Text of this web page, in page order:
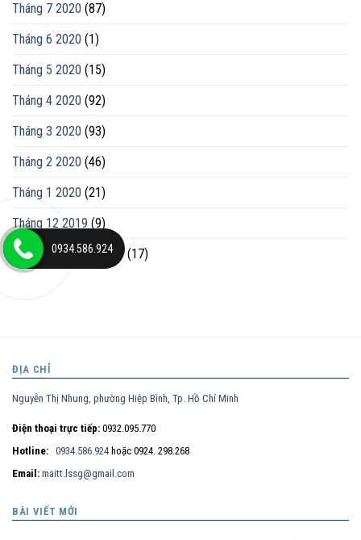
Tháng 7 2020 (87)
Tháng 6 2020 (1)
Tháng 5 2020 (15)
Tháng 4 2020 (92)
Tháng 3 2020 (93)
Tháng 2 2020 (46)
Tháng 1 2020 (21)
Tháng 12 2019 (9)
Tháng mười một 2019(17)
ĐỊA CHỈ
Nguyễn Thị Nhung, phường Hiệp Bình, Tp. Hồ Chí Minh
Điện thoại trực tiếp: 0932.095.770
Hotline: 0934.586.924 hoặc 0924. 298.268
Email: maitt.lssg@gmail.com
BÀI VIẾT MỚI
0934.586.924